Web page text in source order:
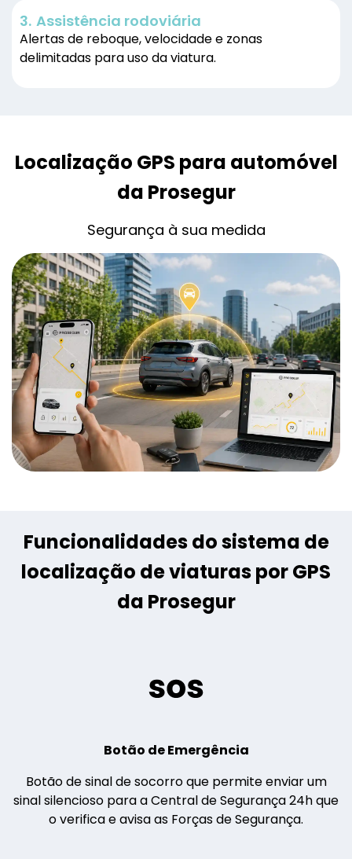
3. Assistência rodoviária
Alertas de reboque, velocidade e zonas
delimitadas para uso da viatura.
Localização GPS para automóvel
da Prosegur
Segurança à sua medida
Funcionalidades do sistema de
localização de viaturas por GPS
da Prosegur
Botão de Emergência
Botão de sinal de socorro que permite enviar um
sinal silencioso para a Central de Segurança 24h que
o verifica e avisa as Forças de Segurança.